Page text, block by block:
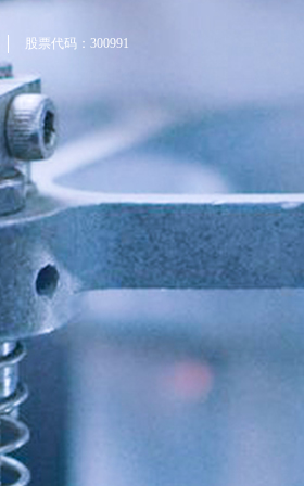
股票代码：300991